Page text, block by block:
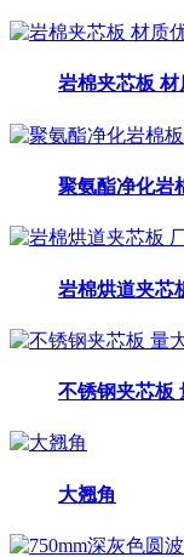
岩棉夹芯板 材
聚氨酯净化岩
岩棉烘道夹芯
不锈钢夹芯板
大翘角